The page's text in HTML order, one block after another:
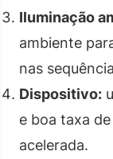
Iluminação
ambiente
nas
Dispositivo:
e boa taxa
acelerada.